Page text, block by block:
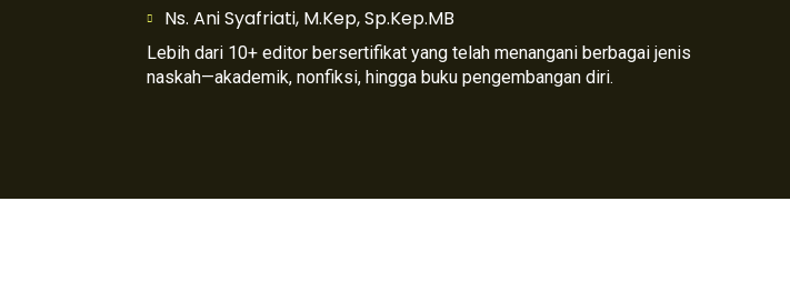
Ns. Ani Syafriati, M.Kep, Sp.Kep.MB
Lebih dari 10+ editor bersertifikat yang telah menangani berbagai jenis
naskah—akademik, nonfiksi, hingga buku pengembangan diri.